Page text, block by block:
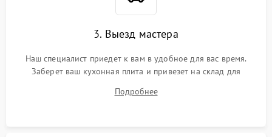
3. Выезд мастера
Наш специалист приедет к вам в удобное для вас время.
Заберет ваш кухонная плита и привезет на склад для
Подробнее